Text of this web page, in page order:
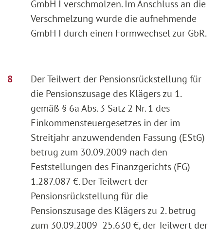
GmbH I verschmolzen. Im Anschluss an die
Verschmelzung wurde die aufnehmende
GmbH I durch einen Formwechsel zur GbR.
Der Teilwert der Pensionsrückstellung für
die Pensionszusage des Klägers zu 1.
gemäß § 6a Abs. 3 Satz 2 Nr. 1 des
Einkommensteuergesetzes in der im
Streitjahr anzuwendenden Fassung (EStG)
betrug zum 30.09.2009 nach den
Feststellungen des Finanzgerichts (FG)
1.287.087 €. Der Teilwert der
Pensionsrückstellung für die
Pensionszusage des Klägers zu 2. betrug
zum 30.09.2009 25.630 €, der Teilwert der